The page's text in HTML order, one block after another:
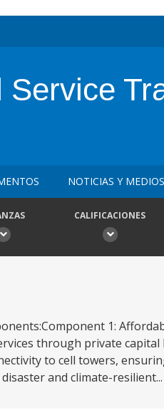
NOTICIAS Y MEDIOS
CALIFICACIONES
1:
through private capital
to cell towers,
and climate-resilient...